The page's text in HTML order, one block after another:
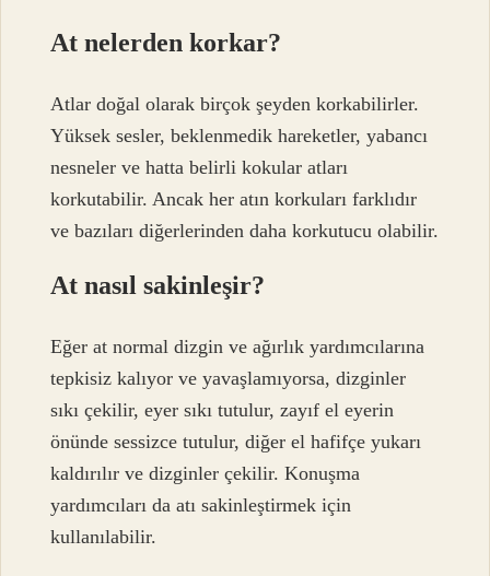
At nelerden korkar?
Atlar doğal olarak birçok şeyden korkabilirler.
Yüksek sesler, beklenmedik hareketler, yabancı
nesneler ve hatta belirli kokular atları
korkutabilir. Ancak her atın korkuları farklıdır
ve bazıları diğerlerinden daha korkutucu olabilir.
At nasıl sakinleşir?
Eğer at normal dizgin ve ağırlık yardımcılarına
tepkisiz kalıyor ve yavaşlamıyorsa, dizginler
sıkı çekilir, eyer sıkı tutulur, zayıf el eyerin
önünde sessizce tutulur, diğer el hafifçe yukarı
kaldırılır ve dizginler çekilir. Konuşma
yardımcıları da atı sakinleştirmek için
kullanılabilir.